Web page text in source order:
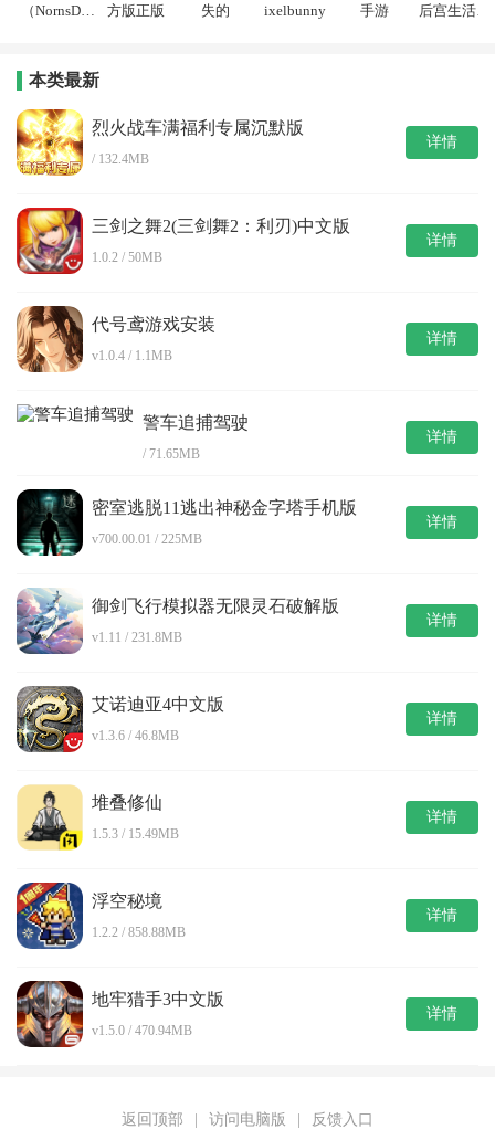
（NornsDin
方版正版
失的
ixelbunny
手游
后宫生活游
本类最新
烈火战车满福利专属沉默版
/ 132.4MB
详情
三剑之舞2(三剑舞2：利刃)中文版
1.0.2 / 50MB
详情
代号鸢游戏安装
v1.0.4 / 1.1MB
详情
警车追捕驾驶
/ 71.65MB
详情
密室逃脱11逃出神秘金字塔手机版
v700.00.01 / 225MB
详情
御剑飞行模拟器无限灵石破解版
v1.11 / 231.8MB
详情
艾诺迪亚4中文版
v1.3.6 / 46.8MB
详情
堆叠修仙
1.5.3 / 15.49MB
详情
浮空秘境
1.2.2 / 858.88MB
详情
地牢猎手3中文版
v1.5.0 / 470.94MB
详情
返回顶部 访问电脑版 反馈入口